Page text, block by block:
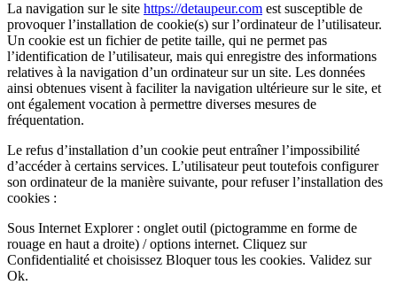
La navigation sur le site https://detaupeur.com est susceptible de
provoquer l’installation de cookie(s) sur l’ordinateur de l’utilisateur.
Un cookie est un fichier de petite taille, qui ne permet pas
l’identification de l’utilisateur, mais qui enregistre des informations
relatives à la navigation d’un ordinateur sur un site. Les données
ainsi obtenues visent à faciliter la navigation ultérieure sur le site, et
ont également vocation à permettre diverses mesures de
fréquentation.
Le refus d’installation d’un cookie peut entraîner l’impossibilité
d’accéder à certains services. L’utilisateur peut toutefois configurer
son ordinateur de la manière suivante, pour refuser l’installation des
cookies :
Sous Internet Explorer : onglet outil (pictogramme en forme de
rouage en haut a droite) / options internet. Cliquez sur
Confidentialité et choisissez Bloquer tous les cookies. Validez sur
Ok.